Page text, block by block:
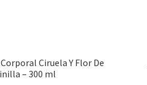
Ciruela Y Flor De
– 300 ml